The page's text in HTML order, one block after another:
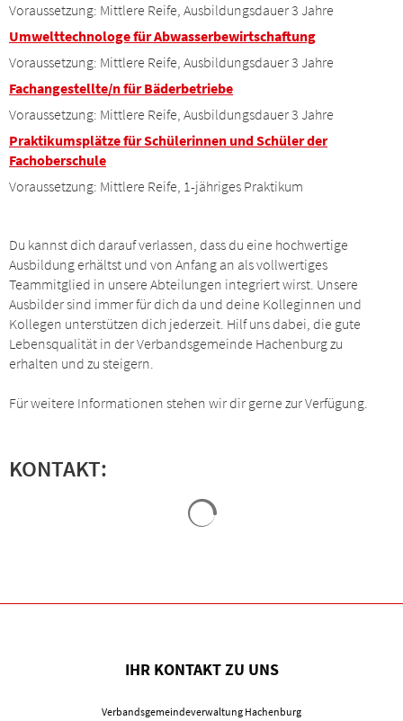
Voraussetzung: Mittlere Reife, Ausbildungsdauer 3 Jahre
Umwelttechnologe für Abwasserbewirtschaftung
Voraussetzung: Mittlere Reife, Ausbildungsdauer 3 Jahre
Fachangestellte/n für Bäderbetriebe
Voraussetzung: Mittlere Reife, Ausbildungsdauer 3 Jahre
Praktikumsplätze für Schülerinnen und Schüler der
Fachoberschule
Voraussetzung: Mittlere Reife, 1-jähriges Praktikum
Du kannst dich darauf verlassen, dass du eine hochwertige
Ausbildung erhältst und von Anfang an als vollwertiges
Teammitglied in unsere Abteilungen integriert wirst. Unsere
Ausbilder sind immer für dich da und deine Kolleginnen und
Kollegen unterstützen dich jederzeit. Hilf uns dabei, die gute
Lebensqualität in der Verbandsgemeinde Hachenburg zu
erhalten und zu steigern.
Für weitere Informationen stehen wir dir gerne zur Verfügung.
KONTAKT:
IHR KONTAKT ZU UNS
Verbandsgemeindeverwaltung Hachenburg